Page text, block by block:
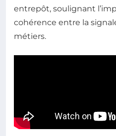
entrepôt, soulignant
cohérence entre la
métiers.